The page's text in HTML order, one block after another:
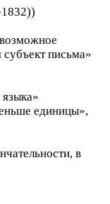
субъект письма»
единицы»,
в